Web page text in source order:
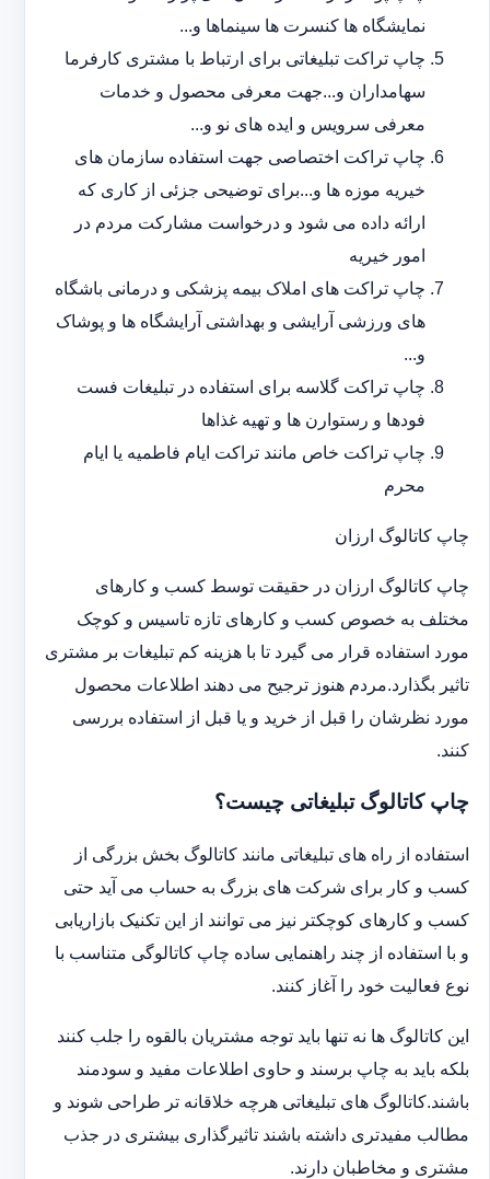
نمایشگاه ها کنسرت ها سینماها و...
چاپ تراکت تبلیغاتی برای ارتباط با مشتری کارفرما
سهامداران و...جهت معرفی محصول و خدمات
معرفی سرویس و ایده های نو و...
چاپ تراکت اختصاصی جهت استفاده سازمان های
خیریه موزه ها و...برای توضیحی جزئی از کاری که
ارائه داده می شود و درخواست مشارکت مردم در
امور خیریه
چاپ تراکت های املاک بیمه پزشکی و درمانی باشگاه
های ورزشی آرایشی و بهداشتی آرایشگاه ها و پوشاک
و...
چاپ تراکت گلاسه برای استفاده در تبلیغات فست
فودها و رستوارن ها و تهیه غذاها
چاپ تراکت خاص مانند تراکت ایام فاطمیه یا ایام
محرم
چاپ کاتالوگ ارزان
چاپ کاتالوگ ارزان در حقیقت توسط کسب و کارهای
مختلف به خصوص کسب و کارهای تازه تاسیس و کوچک
مورد استفاده قرار می گیرد تا با هزینه کم تبلیغات بر مشتری
تاثیر بگذارد.مردم هنوز ترجیح می دهند اطلاعات محصول
مورد نظرشان را قبل از خرید و یا قبل از استفاده بررسی
کنند.
چاپ کاتالوگ تبلیغاتی چیست؟
استفاده از راه های تبلیغاتی مانند کاتالوگ بخش بزرگی از
کسب و کار برای شرکت های بزرگ به حساب می آید حتی
کسب و کارهای کوچکتر نیز می توانند از این تکنیک بازاریابی
و با استفاده از چند راهنمایی ساده چاپ کاتالوگی متناسب با
نوع فعالیت خود را آغاز کنند.
این کاتالوگ ها نه تنها باید توجه مشتریان بالقوه را جلب کنند
بلکه باید به چاپ برسند و حاوی اطلاعات مفید و سودمند
باشند.کاتالوگ های تبلیغاتی هرچه خلاقانه تر طراحی شوند و
مطالب مفیدتری داشته باشند تاثیرگذاری بیشتری در جذب
مشتری و مخاطبان دارند.